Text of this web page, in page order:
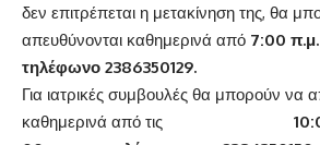
δεν επιτρέπεται η μετακίνηση της, θα
απευθύνονται καθημερινά από 7:00
τηλέφωνο 2386350129.
Για ιατρικές συμβουλές θα μπορούν να
καθημερινά από τις